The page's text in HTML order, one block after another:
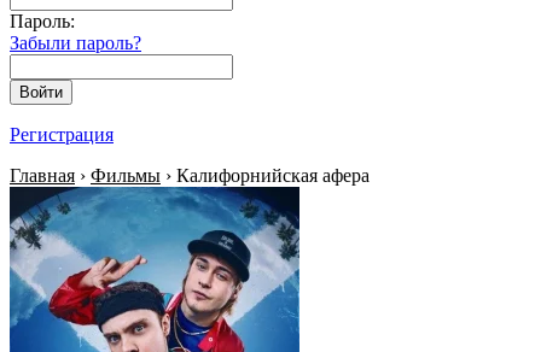
Пароль:
Забыли пароль?
Войти
Регистрация
Главная › Фильмы › Калифорнийская афера